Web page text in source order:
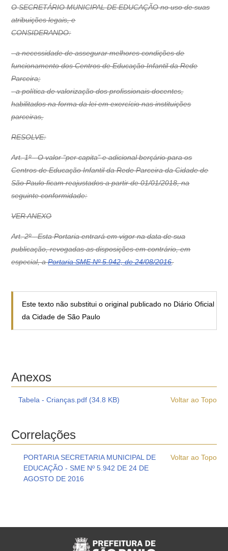
O SECRETÁRIO MUNICIPAL DE EDUCAÇÃO no uso de suas
atribuições legais, e
CONSIDERANDO:
- a necessidade de assegurar melhores condições de
funcionamento dos Centros de Educação Infantil da Rede
Parceira;
- a política de valorização dos profissionais docentes,
habilitados na forma da lei em exercício nas instituições
parceiras,
RESOLVE:
Art. 1º - O valor “per capita” e adicional berçário para os
Centros de Educação Infantil da Rede Parceira da Cidade de
São Paulo ficam reajustados a partir de 01/01/2018, na
seguinte conformidade:
VER ANEXO
Art. 2º - Esta Portaria entrará em vigor na data de sua
publicação, revogadas as disposições em contrário, em
especial, aPortaria SME Nº 5.942, de 24/08/2016.
Este texto não substitui o original publicado no Diário Oficial
da Cidade de São Paulo
Anexos
Voltar ao Topo
Tabela - Crianças.pdf (34.8 KB)
Correlações
Voltar ao Topo
PORTARIA SECRETARIA MUNICIPAL DE
EDUCAÇÃO - SME Nº 5.942 DE 24 DE
AGOSTO DE 2016